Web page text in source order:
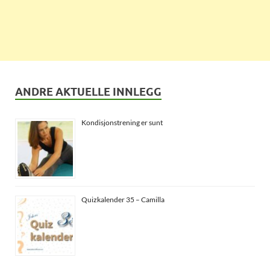
ANDRE AKTUELLE INNLEGG
Kondisjonstrening er sunt
Quizkalender 35 – Camilla